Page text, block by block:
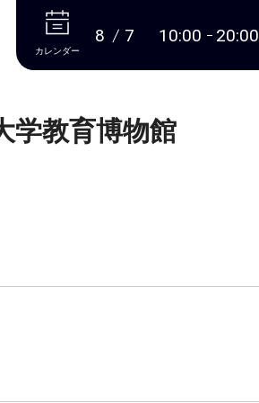
本文へ
カレンダー
8 7 10:00 20:00
学教育博物館